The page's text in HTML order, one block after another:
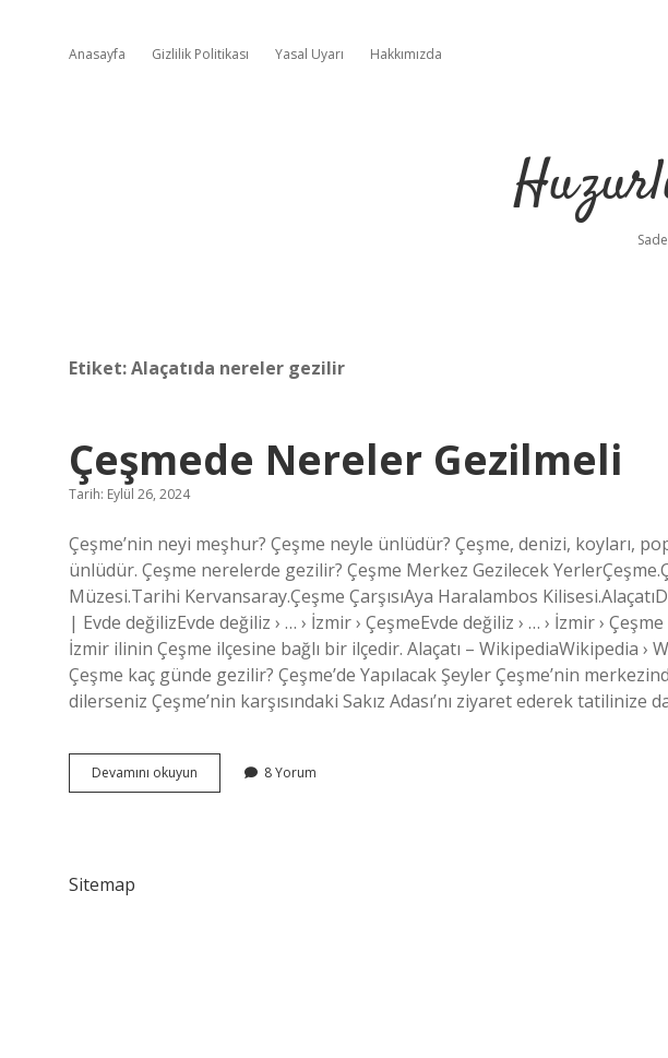
Anasayfa Gizlilik Politikası Yasal Uyarı Hakkımızda
Etiket:Alaçatıda nereler gezilir
Çeşmede Nereler Gezilmeli
Tarih: Eylül 26, 2024
Çeşme’nin neyi meşhur? Çeşme neyle ünlüdür? Çeşme, denizi, koyları,
ünlüdür. Çeşme nerelerde gezilir? Çeşme Merkez Gezilecek
Müzesi.Tarihi Kervansaray.Çeşme ÇarşısıAya Haralambos
| Evde değilizEvde değiliz › … › İzmir › ÇeşmeEvde değiliz › … › İzmir ›
İzmir ilinin Çeşme ilçesine bağlı bir ilçedir. Alaçatı – WikipediaWikipedia ›
Çeşme kaç günde gezilir? Çeşme’de Yapılacak Şeyler Çeşme’nin
dilerseniz Çeşme’nin karşısındaki Sakız Adası’nı ziyaret ederek tatilinize
Devamını okuyun Çeşmede
Nereler
8 Yorum
Sitemap